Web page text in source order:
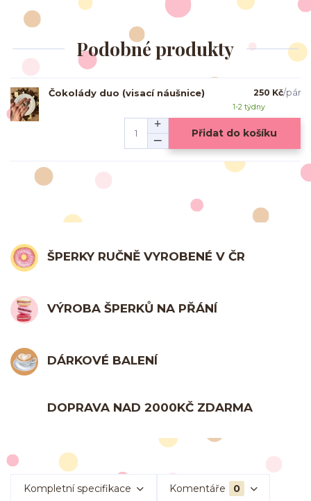
Podobné produkty
Čokolády duo (visací náušnice) 250 Kč/pár
1-2 týdny
Přidat do košíku
ŠPERKY RUČNĚ VYROBENÉ V ČR
VÝROBA ŠPERKŮ NA PŘÁNÍ
DÁRKOVÉ BALENÍ
DOPRAVA NAD 2000KČ ZDARMA
Kompletní specifikace Komentáře 0